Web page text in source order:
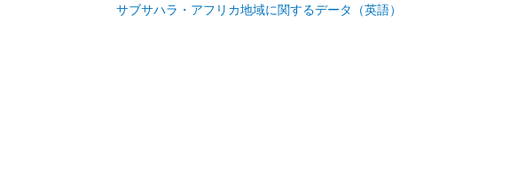
サブサハラ・アフリカ地域に関するデータ（英語）